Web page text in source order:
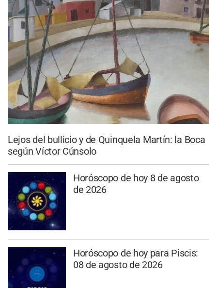
Lejos del bullicio y de Quinquela Martín: la Boca
según Víctor Cúnsolo
Horóscopo de hoy 8 de agosto
de 2026
Horóscopo de hoy para Piscis:
08 de agosto de 2026